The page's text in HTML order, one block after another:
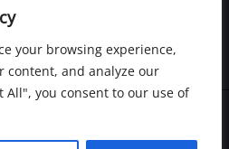
your browsing experience,
content, and analyze our
All", you consent to our use of
de Privacidad
Asdrúbal Ramos